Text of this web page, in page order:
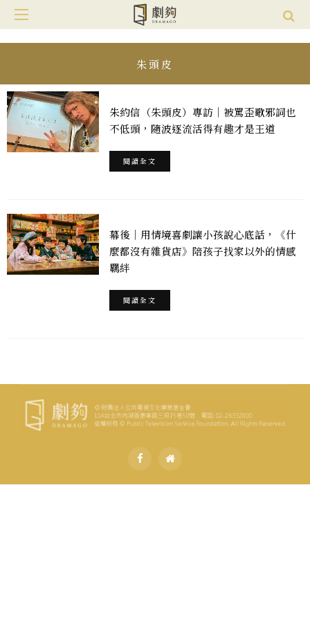
朱頭皮
朱約信（朱頭皮）專訪｜被罵歪歌邪詞也
不低頭，隨波逐流活得有趣才是王道
閱讀全文
幕後｜用情境喜劇讓小孩說心底話，《什
麼都沒有雜貨店》陪孩子找家以外的情感
羈絆
閱讀全文